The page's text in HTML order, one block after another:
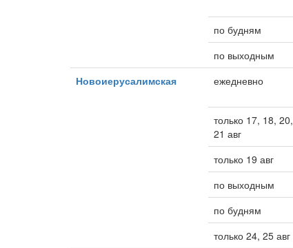
по будням
по выходным
Новоиерусалимская
ежедневно
только 17, 18, 20,
21 авг
только 19 авг
по выходным
по будням
только 24, 25 авг